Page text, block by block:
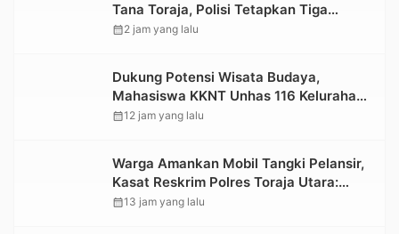
Tana Toraja, Polisi Tetapkan Tiga
Tersangka Baru
calendar_month2 jam yang lalu
Dukung Potensi Wisata Budaya,
Mahasiswa KKNT Unhas 116 Kelurahan
Nonongan Utara Pasang Papan
calendar_month12 jam yang lalu
Warga Amankan Mobil Tangki Pelansir,
Kasat Reskrim Polres Toraja Utara:
Proses Hukum Berjalan Transparan
calendar_month13 jam yang lalu